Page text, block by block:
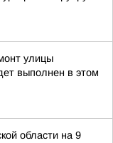
улицы
выполнен в этом
области на 9